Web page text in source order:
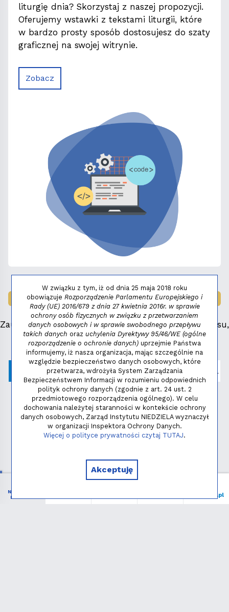
liturgię dnia? Skorzystaj z naszej propozycji.
Oferujemy wstawki z tekstami liturgii, które
w bardzo prosty sposób dostosujesz do szaty
graficznej na swojej witrynie.
Zobacz
LAUREAT NAGRODY:MAŁY FENIKS 2025
Zauważyłeś błąd, masz propozycje dotyczące serwisu,
napisz:niezbednik@niedziela.pl
Polityka prywatności
Copyright © 2026 - Instytut NIEDZIELA
NIEZBĘDNIK
KATOLIKA
niedziela.pl
W związku z tym, iż od dnia 25 maja 2018 roku
obowiązuje Rozporządzenie Parlamentu Europejskiego i
Rady (UE) 2016/679 z dnia 27 kwietnia 2016r. w sprawie
ochrony osób fizycznych w związku z przetwarzaniem
danych osobowych i w sprawie swobodnego przepływu
takich danych oraz uchylenia Dyrektywy 95/46/WE (ogólne
rozporządzenie o ochronie danych) uprzejmie Państwa
informujemy, iż nasza organizacja, mając szczególnie na
względzie bezpieczeństwo danych osobowych, które
przetwarza, wdrożyła System Zarządzania
Bezpieczeństwem Informacji w rozumieniu odpowiednich
polityk ochrony danych (zgodnie z art. 24 ust. 2
przedmiotowego rozporządzenia ogólnego). W celu
dochowania należytej staranności w kontekście ochrony
danych osobowych, Zarząd Instytutu NIEDZIELA wyznaczył
w organizacji Inspektora Ochrony Danych.
Więcej o polityce prywatności czytaj TUTAJ.
Akceptuję